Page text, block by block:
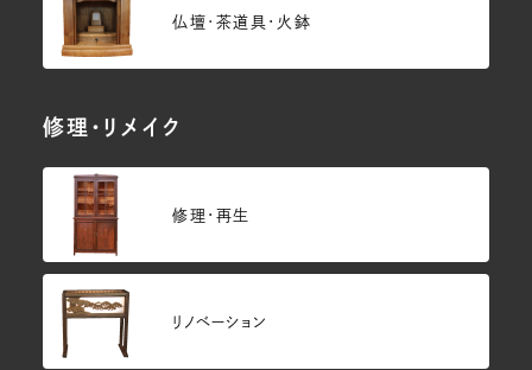
仏壇･茶道具・火鉢
修理・リメイク
修理・再生
リノベーション